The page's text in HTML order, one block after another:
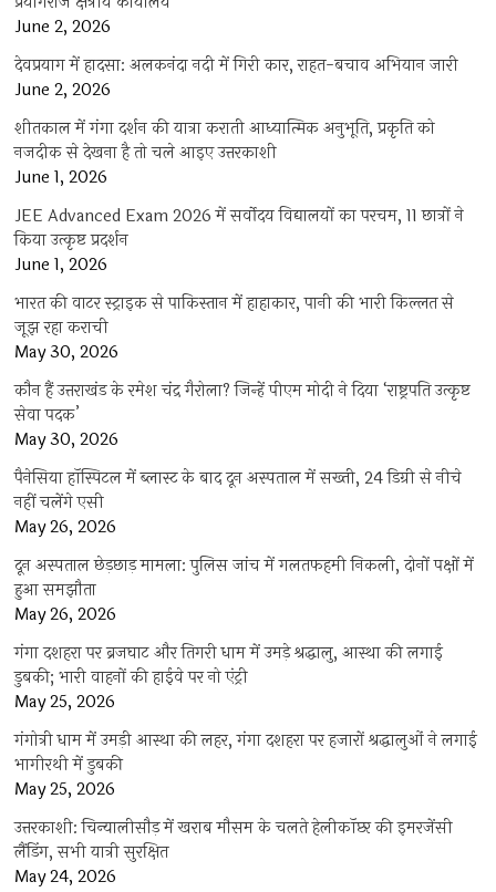
June 2, 2026
देवप्रयाग में हादसा: अलकनंदा नदी में गिरी कार, राहत-बचाव अभियान जारी
June 2, 2026
शीतकाल में गंगा दर्शन की यात्रा कराती आध्यात्मिक अनुभूति, प्रकृति को
नजदीक से देखना है तो चले आइए उत्तरकाशी
June 1, 2026
JEE Advanced Exam 2026 में सर्वोदय विद्यालयों का परचम, 11 छात्रों ने
किया उत्कृष्ट प्रदर्शन
June 1, 2026
भारत की वाटर स्ट्राइक से पाकिस्तान में हाहाकार, पानी की भारी किल्लत से
जूझ रहा कराची
May 30, 2026
कौन हैं उत्तराखंड के रमेश चंद्र गैरोला? जिन्हें पीएम मोदी ने दिया ‘राष्ट्रपति उत्कृष्ट
सेवा पदक’
May 30, 2026
पैनेसिया हॉस्पिटल में ब्लास्ट के बाद दून अस्पताल में सख्ती, 24 डिग्री से नीचे
नहीं चलेंगे एसी
May 26, 2026
दून अस्पताल छेड़छाड़ मामला: पुलिस जांच में गलतफहमी निकली, दोनों पक्षों में
हुआ समझौता
May 26, 2026
गंगा दशहरा पर ब्रजघाट और तिगरी धाम में उमड़े श्रद्धालु, आस्था की लगाई
डुबकी; भारी वाहनों की हाईवे पर नो एंट्री
May 25, 2026
गंगोत्री धाम में उमड़ी आस्था की लहर, गंगा दशहरा पर हजारों श्रद्धालुओं ने लगाई
भागीरथी में डुबकी
May 25, 2026
उत्तरकाशी: चिन्यालीसौड़ में खराब मौसम के चलते हेलीकॉप्टर की इमरजेंसी
लैंडिंग, सभी यात्री सुरक्षित
May 24, 2026